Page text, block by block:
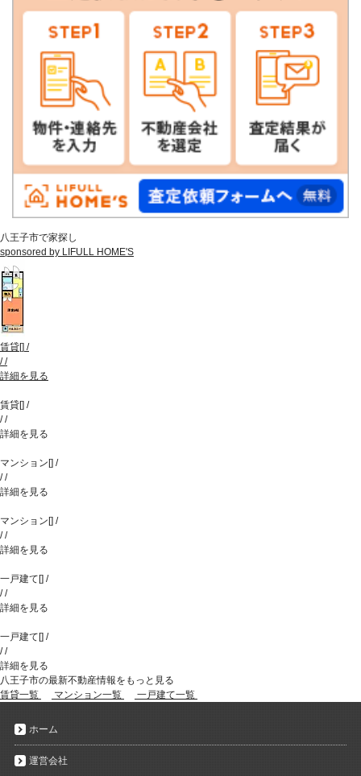
八王子市で家探し
sponsored by LIFULL HOME'S
賃貸[] /
//
詳細を見る
賃貸[] /
//
詳細を見る
マンション [] /
//
詳細を見る
マンション [] /
//
詳細を見る
一戸建て [] /
//
詳細を見る
一戸建て [] /
//
詳細を見る
八王子市の最新不動産情報をもっと見る
賃貸一覧
マンション一覧 一戸建て一覧
ホーム
運営会社